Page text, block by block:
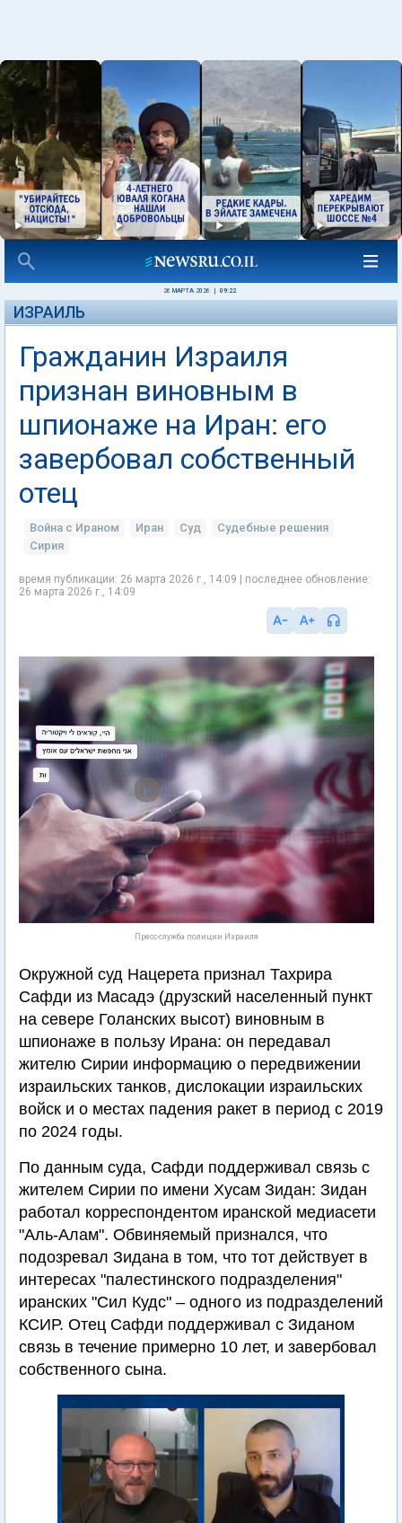
26 МАРТА 2026 09:22
ИЗРАИЛЬ
Гражданин Израиля
признан виновным в
шпионаже на Иран: его
завербовал собственный
отец
Война с Ираном Иран Суд
Судебные решения
Сирия
время публикации: 26 марта 2026 г., 14:09 | последнее обновление:
26 марта 2026 г., 14:09
Пресс-служба полиции Израиля
Окружной суд Нацерета признал Тахрира
Сафди из Масадэ (друзский населенный пункт
на севере Голанских высот) виновным в
шпионаже в пользу Ирана: он передавал
жителю Сирии информацию о передвижении
израильских танков, дислокации израильских
войск и о местах падения ракет в период с 2019
по 2024 годы.
По данным суда, Сафди поддерживал связь с
жителем Сирии по имени Хусам Зидан: Зидан
работал корреспондентом иранской медиасети
"Аль-Алам". Обвиняемый признался, что
подозревал Зидана в том, что тот действует в
интересах "палестинского подразделения"
иранских "Сил Кудс" – одного из подразделений
КСИР. Отец Сафди поддерживал с Зиданом
связь в течение примерно 10 лет, и завербовал
собственного сына.